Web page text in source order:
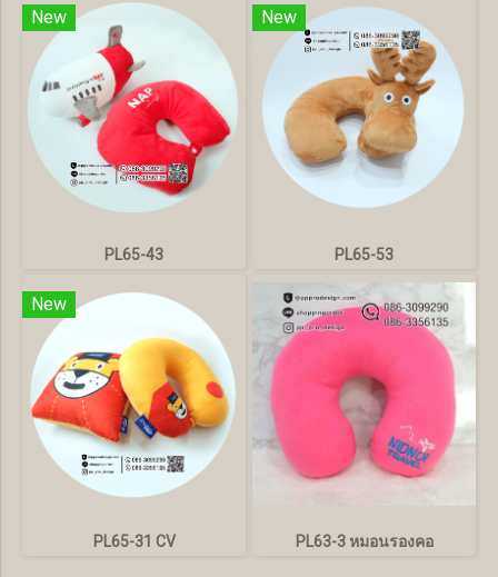
New
PL65-43
New
PL65-53
New
PL65-31 CV PL63-3 หมอนรองคอ